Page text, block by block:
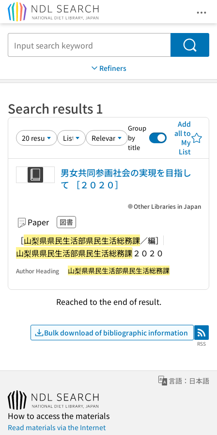
Search
Refiners
Search results 1
Group
by
title
Add
all to
My
List
男女共同参画社会の実現を目指し
て ［２０２０］
Paper 図書
［山梨県県民生活部県民生活総務課／編］
山梨県県民生活部県民生活総務課 ２０２０
Other Libraries in Japan
Author Heading 山梨県県民生活部県民生活総務課
Reached to the end of result.
Bulk download of bibliographic information RSS
RSS
言語：日本語
How to access the materials
Read materials via the Internet